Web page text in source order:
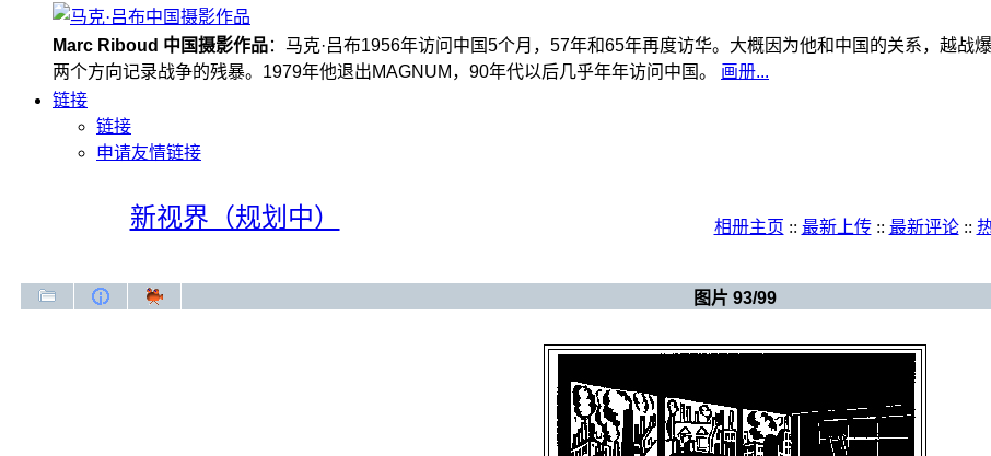
Marc Riboud 中国摄影作品：马克·吕布1956年访问中国5个月，57年和65年再度访华。大概因为他和中国的关系，越战
两个方向记录战争的残暴。1979年他退出MAGNUM，90年代以后几乎年年访问中国。 画册...
链接
链接
申请友情链接
新视界（规划中） 相册主页 :: 最新上传:: 最新评论::
图片 93/99